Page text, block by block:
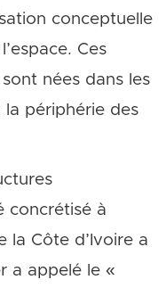
conceptuelle
Ces
nées dans les
périphérie des
concrétisé à
la Côte d’Ivoire a
a appelé le «